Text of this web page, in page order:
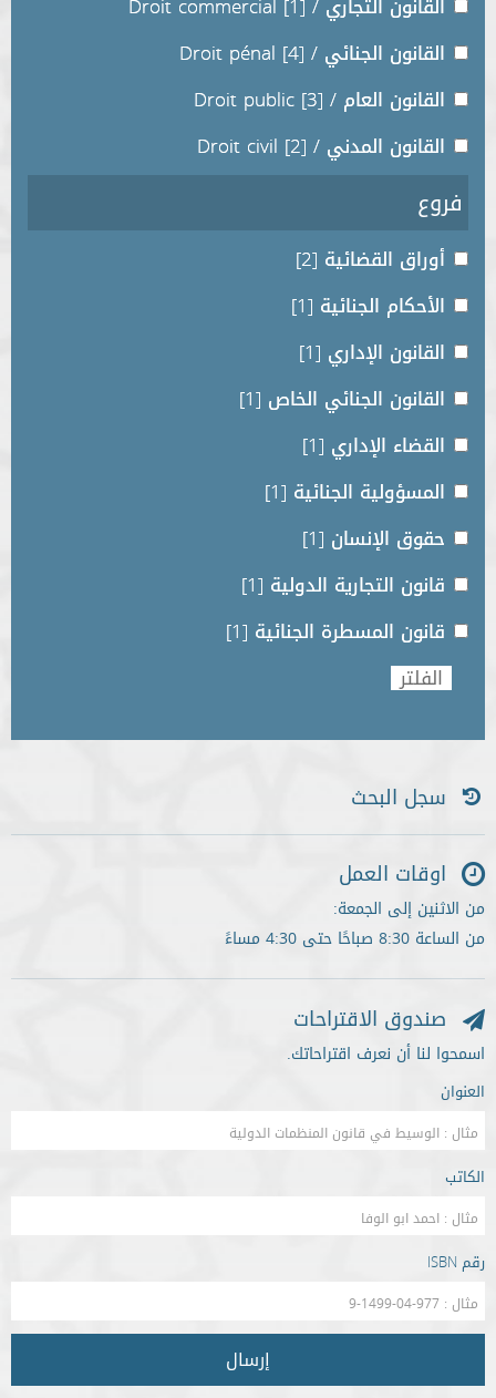
القانون الجنائي / Droit pénal [4]
القانون العام / Droit public [3]
القانون المدني / Droit civil [2]
فروع
أوراق القضائية [2]
الأحكام الجنائية [1]
القانون الإداري [1]
القانون الجنائي الخاص [1]
القضاء الإداري [1]
المسؤولية الجنائية [1]
حقوق الإنسان [1]
قانون التجارية الدولية [1]
قانون المسطرة الجنائية [1]
سجل البحث
اوقات العمل
من الاثنين إلى الجمعة:
من الساعة 8:30 صباحًا حتى 4:30 مساءً
صندوق الاقتراحات
اسمحوا لنا أن نعرف اقتراحاتك.
العنوان
الكاتب
رقم ISBN
إرسال